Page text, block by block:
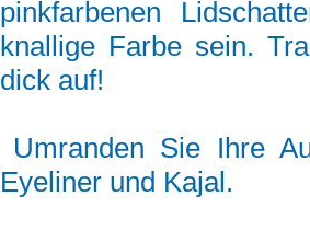
pinkfarbenen
knallige Farbe sein.
dick auf!
Umranden Sie Ihre
Eyeliner und Kajal.